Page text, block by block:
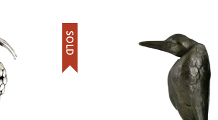
SOLD